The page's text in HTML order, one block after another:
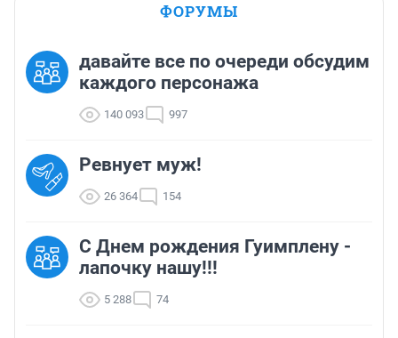
ФОРУМЫ
давайте все по очереди обсудим
каждого персонажа
140 093 997
Ревнует муж!
26 364 154
С Днем рождения Гуимплену -
лапочку нашу!!!
5 288 74